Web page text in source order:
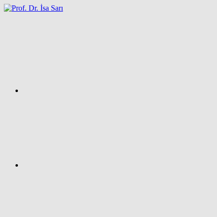
İçeriğe